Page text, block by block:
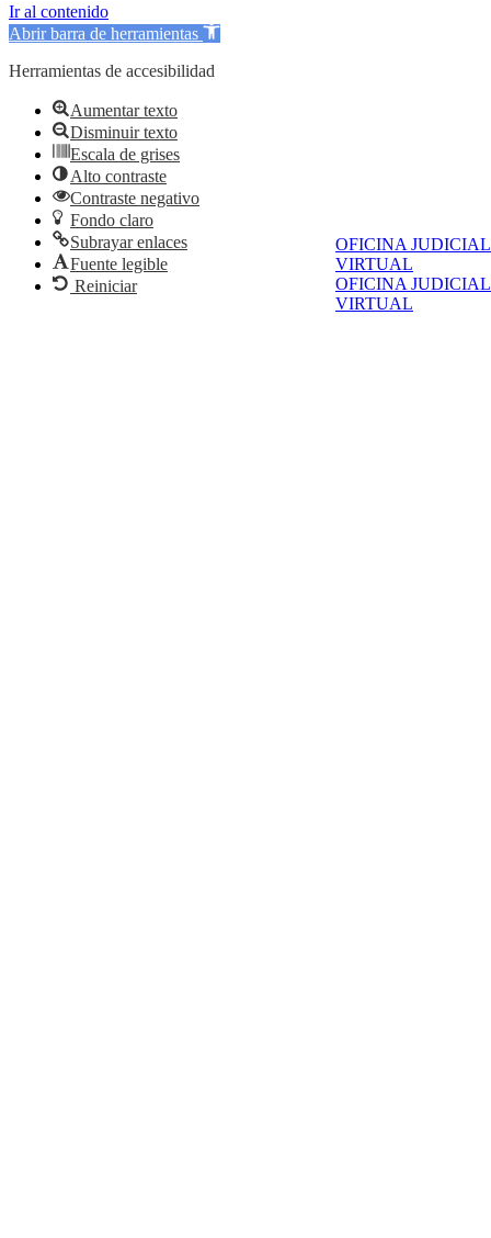
OFICINA JUDICIAL
VIRTUAL
OFICINA JUDICIAL
VIRTUAL
Ir al contenido
Abrir barra de herramientas
Herramientas de accesibilidad
Aumentar texto
Disminuir texto
Escala de grises
Alto contraste
Contraste negativo
Fondo claro
Subrayar enlaces
Fuente legible
Reiniciar